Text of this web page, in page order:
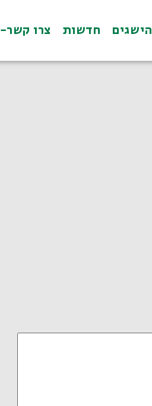
הישגים חדשות צרו קשר-Contact